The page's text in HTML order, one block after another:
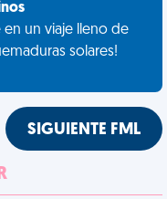
en un viaje lleno de
solares!
SIGUIENTE FML